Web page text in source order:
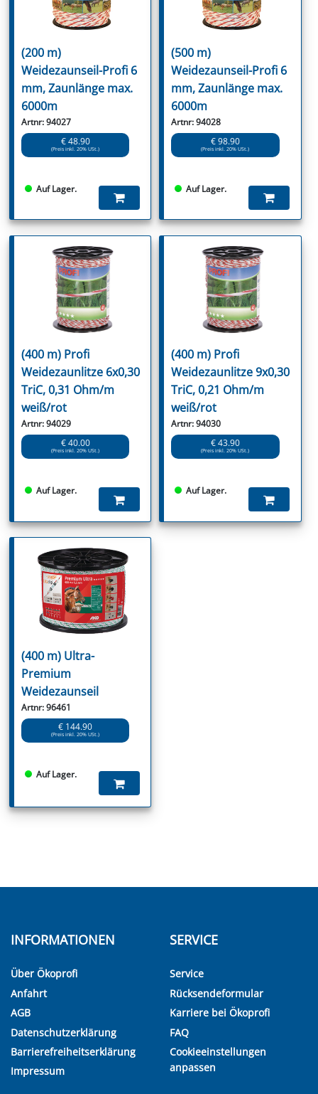
(200 m)
Weidezaunseil-Profi 6
mm, Zaunlänge max.
6000m
Artnr: 94027
€ 48.90
(Preis inkl. 20% USt.)
Auf Lager.
(500 m)
Weidezaunseil-Profi 6
mm, Zaunlänge max.
6000m
Artnr: 94028
€ 98.90
(Preis inkl. 20% USt.)
Auf Lager.
(400 m) Profi
Weidezaunlitze 6x0,30
TriC, 0,31 Ohm/m
weiß/rot
Artnr: 94029
€ 40.00
(Preis inkl. 20% USt.)
Auf Lager.
(400 m) Profi
Weidezaunlitze 9x0,30
TriC, 0,21 Ohm/m
weiß/rot
Artnr: 94030
€ 43.90
(Preis inkl. 20% USt.)
Auf Lager.
(400 m) Ultra-
Premium
Weidezaunseil
Artnr: 96461
€ 144.90
(Preis inkl. 20% USt.)
Auf Lager.
INFORMATIONEN
Über Ökoprofi
Anfahrt
AGB
Datenschutzerklärung
Barrierefreiheitserklärung
Impressum
SERVICE
Service
Rücksendeformular
Karriere bei Ökoprofi
FAQ
Cookieeinstellungen
anpassen